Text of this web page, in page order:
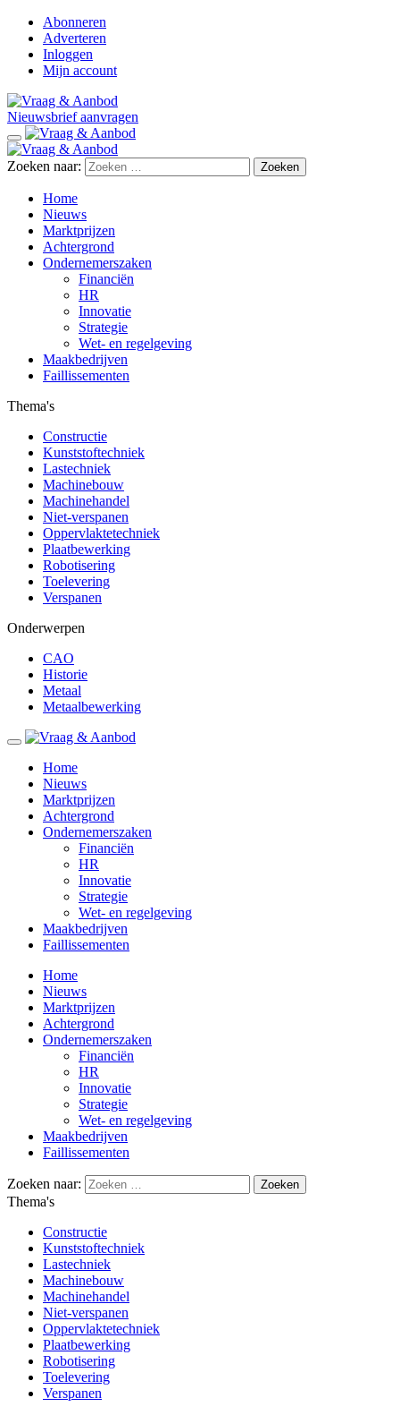
Abonneren
Adverteren
Inloggen
Mijn account
Nieuwsbrief aanvragen
Zoeken naar:
Home
Nieuws
Marktprijzen
Achtergrond
Ondernemerszaken
Financiën
HR
Innovatie
Strategie
Wet- en regelgeving
Maakbedrijven
Faillissementen
Thema's
Constructie
Kunststoftechniek
Lastechniek
Machinebouw
Machinehandel
Niet-verspanen
Oppervlaktetechniek
Plaatbewerking
Robotisering
Toelevering
Verspanen
Onderwerpen
CAO
Historie
Metaal
Metaalbewerking
Home
Nieuws
Marktprijzen
Achtergrond
Ondernemerszaken
Financiën
HR
Innovatie
Strategie
Wet- en regelgeving
Maakbedrijven
Faillissementen
Home
Nieuws
Marktprijzen
Achtergrond
Ondernemerszaken
Financiën
HR
Innovatie
Strategie
Wet- en regelgeving
Maakbedrijven
Faillissementen
Zoeken naar:
Thema's
Constructie
Kunststoftechniek
Lastechniek
Machinebouw
Machinehandel
Niet-verspanen
Oppervlaktetechniek
Plaatbewerking
Robotisering
Toelevering
Verspanen